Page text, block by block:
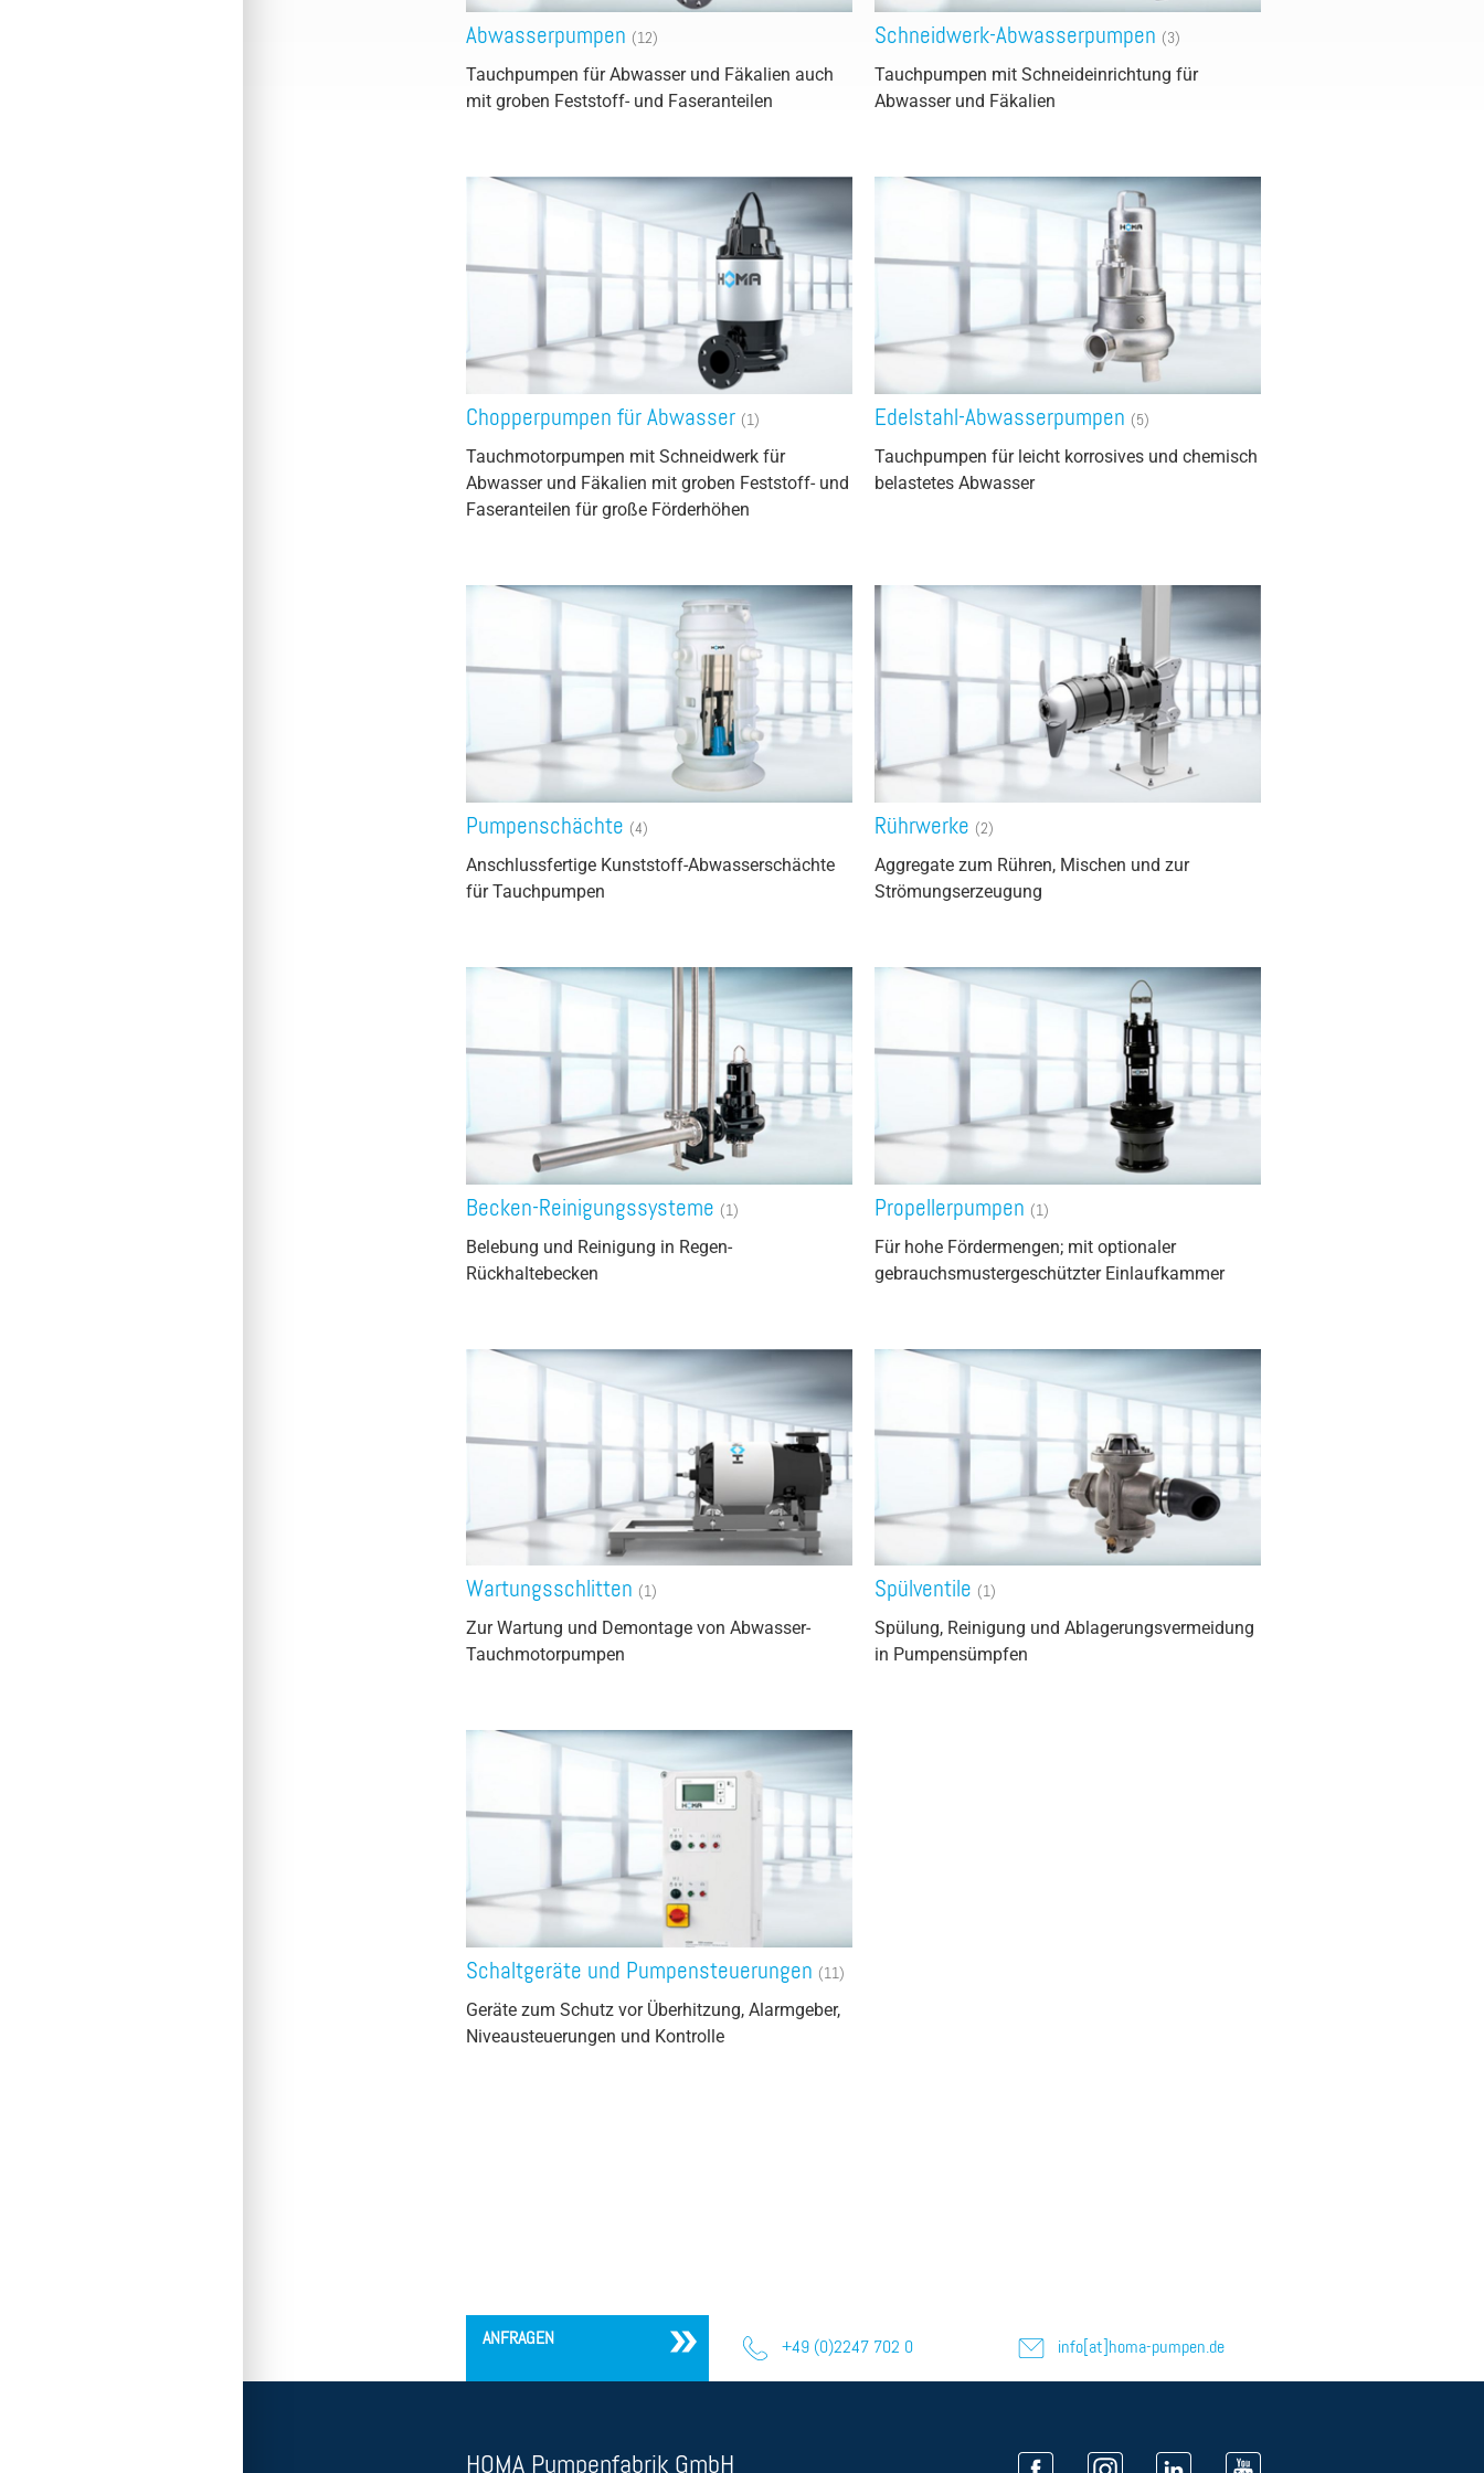
Abwasserpumpen (12)
Tauchpumpen für Abwasser und Fäkalien auch
mit groben Feststoff- und Faseranteilen
Schneidwerk-Abwasserpumpen (3)
Tauchpumpen mit Schneideinrichtung für
Abwasser und Fäkalien
Chopperpumpen für Abwasser (1)
Tauchmotorpumpen mit Schneidwerk für
Abwasser und Fäkalien mit groben Feststoff- und
Faseranteilen für große Förderhöhen
Edelstahl-Abwasserpumpen (5)
Tauchpumpen für leicht korrosives und chemisch
belastetes Abwasser
Pumpenschächte (4)
Anschlussfertige Kunststoff-Abwasserschächte
für Tauchpumpen
Rührwerke (2)
Aggregate zum Rühren, Mischen und zur
Strömungserzeugung
Becken-Reinigungssysteme (1)
Belebung und Reinigung in Regen-
Rückhaltebecken
Propellerpumpen (1)
Für hohe Fördermengen; mit optionaler
gebrauchsmustergeschützter Einlaufkammer
Wartungsschlitten (1)
Zur Wartung und Demontage von Abwasser-
Tauchmotorpumpen
Spülventile (1)
Spülung, Reinigung und Ablagerungsvermeidung
in Pumpensümpfen
Schaltgeräte und Pumpensteuerungen (11)
Geräte zum Schutz vor Überhitzung, Alarmgeber,
Niveausteuerungen und Kontrolle
ANFRAGEN +49 (0)2247 702 0 info[at]homa-pumpen.de
HOMA Pumpenfabrik GmbH